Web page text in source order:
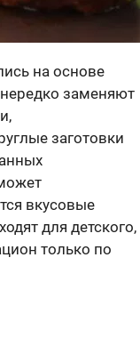
на основе
заменяют
заготовки
вкусовые
для детского,
только по